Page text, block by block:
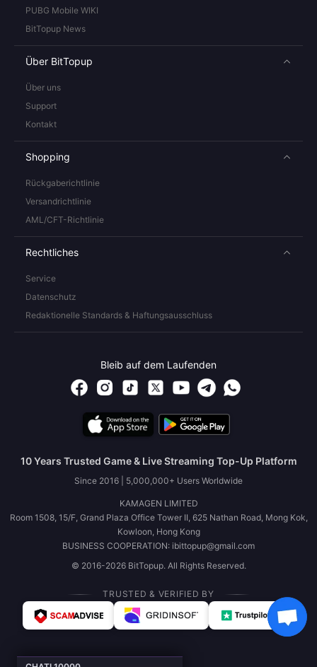
PUBG Mobile WIKI
BitTopup News
Über BitTopup
Über uns
Support
Kontakt
Shopping
Rückgaberichtlinie
Versandrichtlinie
AML/CFT-Richtlinie
Rechtliches
Service
Datenschutz
Redaktionelle Standards & Haftungsausschluss
Bleib auf dem Laufenden
10 Years Trusted Game & Live Streaming Top-Up Platform
Since 2016 | 5,000,000+ Users Worldwide
KAMAGEN LIMITED
Room 1508, 15/F, Grand Plaza Office Tower II, 625 Nathan Road, Mong Kok,
Kowloon, Hong Kong
BUSINESS COOPERATION: ibittopup@gmail.com
© 2016-2026 BitTopup. All Rights Reserved.
TRUSTED & VERIFIED BY